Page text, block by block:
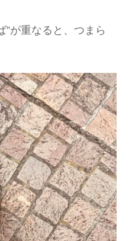
”が重なると、つまら